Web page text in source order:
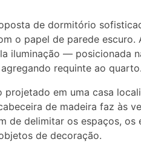
de dormitório
o papel de parede escuro.
iluminação — posicionada
requinte ao quarto.
projetado em uma casa
de madeira faz às
de delimitar os espaços,
de decoração.